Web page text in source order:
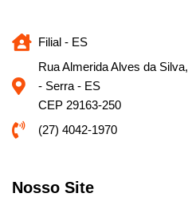
Filial - ES
Rua Almerida Alves da
- Serra - ES
CEP 29163-250
(27) 4042-1970
Nosso Site